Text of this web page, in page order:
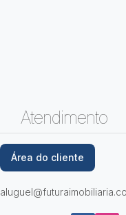
Atendimento
Área do cliente